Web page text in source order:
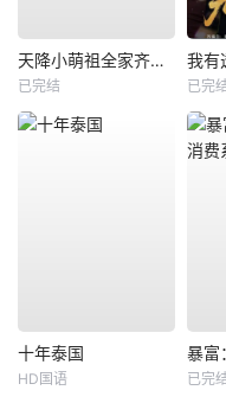
天降小萌祖全家齐齐宠
已完结
我有
已完
十年泰国
HD国语 已完